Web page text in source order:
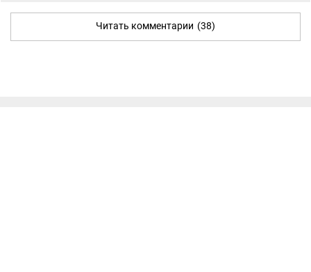
Читать комментарии (38)